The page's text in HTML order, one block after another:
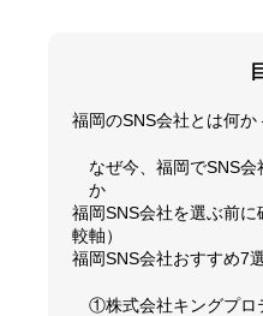
福岡のSNS会社とは何
なぜ今、福岡でSNS
か
福岡SNS会社を選ぶ前
較軸）
福岡SNS会社おすすめ7
①株式会社キングプロ